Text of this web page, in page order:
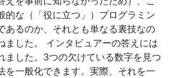
的な（「役に立つ」）プログラミン
あるのか、それとも単なる裏技なの
ました。 インタビュアーの答えには
ました。3つの欠けている数字を見つ
を一般化できます。実際、それを一